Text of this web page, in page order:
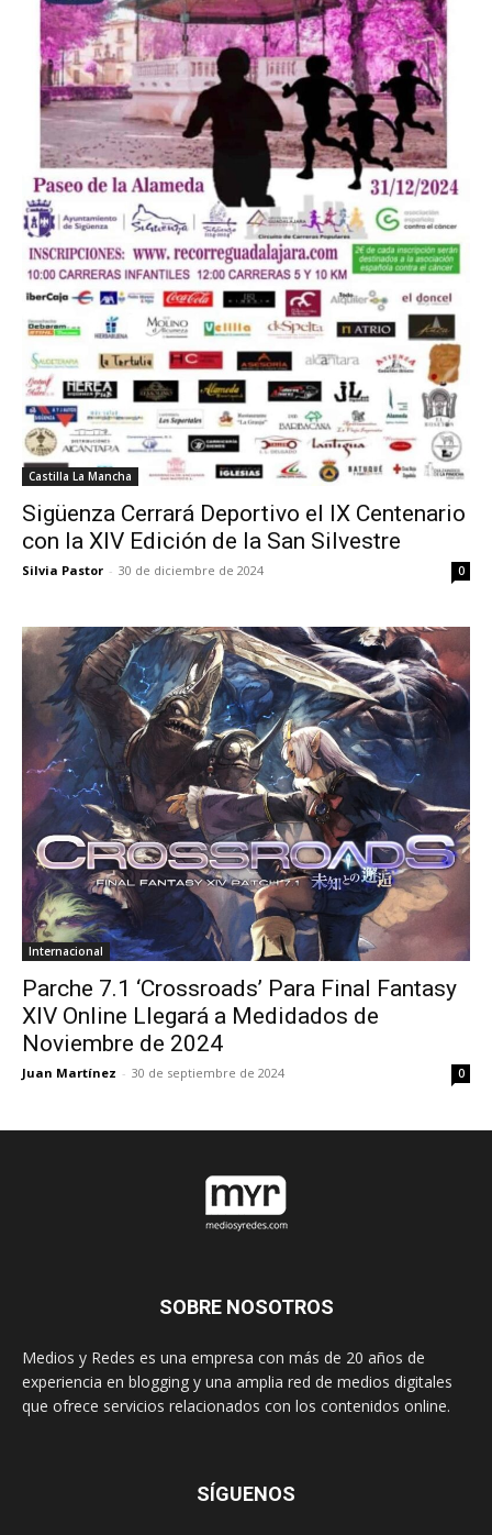
Castilla La Mancha
Sigüenza Cerrará Deportivo el IX Centenario
con la XIV Edición de la San Silvestre
Silvia Pastor - 30 de diciembre de 2024 0
Internacional
Parche 7.1 ‘Crossroads’ Para Final Fantasy
XIV Online Llegará a Medidados de
Noviembre de 2024
Juan Martínez - 30 de septiembre de 2024 0
SOBRE NOSOTROS
Medios y Redes es una empresa con más de 20 años de
experiencia en blogging y una amplia red de medios digitales
que ofrece servicios relacionados con los contenidos online.
SÍGUENOS